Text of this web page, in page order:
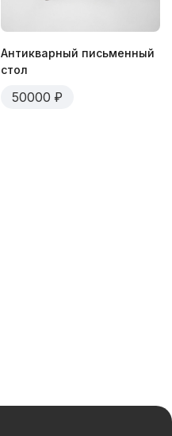
Антикварный письменный
стол
50000